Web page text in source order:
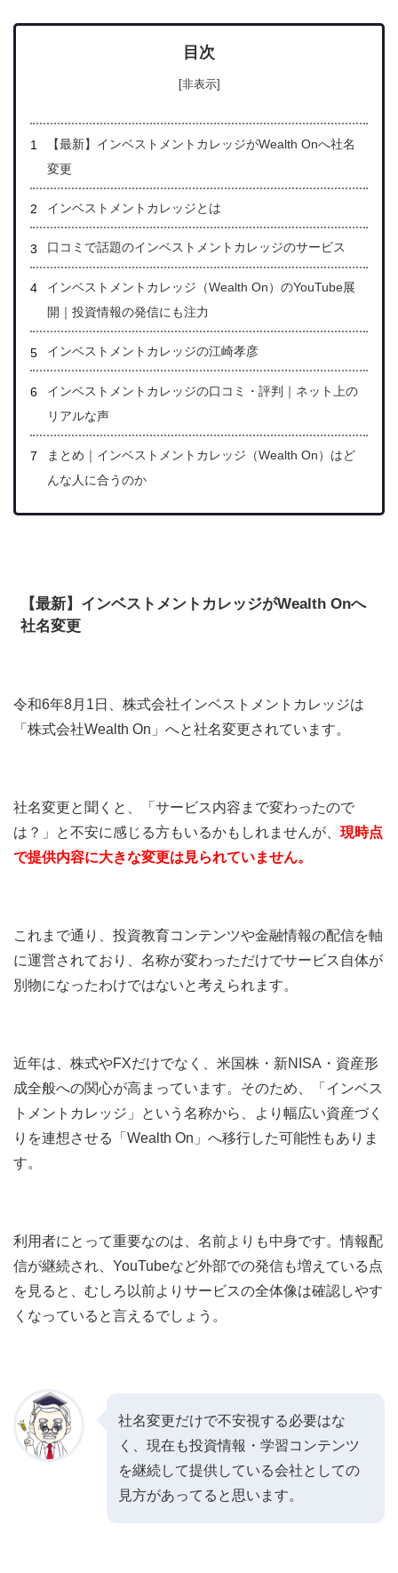
目次
[非表示]
【最新】インベストメントカレッジがWealth Onへ社名
変更
インベストメントカレッジとは
口コミで話題のインベストメントカレッジのサービス
インベストメントカレッジ（Wealth On）のYouTube展
開｜投資情報の発信にも注力
インベストメントカレッジの江崎孝彦
インベストメントカレッジの口コミ・評判｜ネット上の
リアルな声
まとめ｜インベストメントカレッジ（Wealth On）はど
んな人に合うのか
【最新】インベストメントカレッジがWealth Onへ
社名変更
令和6年8月1日、株式会社インベストメントカレッジは
「株式会社Wealth On」へと社名変更されています。
社名変更と聞くと、「サービス内容まで変わったので
は？」と不安に感じる方もいるかもしれませんが、 現時点
で提供内容に大きな変更は見られていません。
これまで通り、投資教育コンテンツや金融情報の配信を軸
に運営されており、名称が変わっただけでサービス自体が
別物になったわけではないと考えられます。
近年は、株式やFXだけでなく、米国株・新NISA・資産形
成全般への関心が高まっています。そのため、「インベス
トメントカレッジ」という名称から、より幅広い資産づく
りを連想させる「Wealth On」へ移行した可能性もありま
す。
利用者にとって重要なのは、名前よりも中身です。情報配
信が継続され、YouTubeなど外部での発信も増えている点
を見ると、むしろ以前よりサービスの全体像は確認しやす
くなっていると言えるでしょう。
社名変更だけで不安視する必要はな
く、現在も投資情報・学習コンテンツ
を継続して提供している会社としての
見方があってると思います。